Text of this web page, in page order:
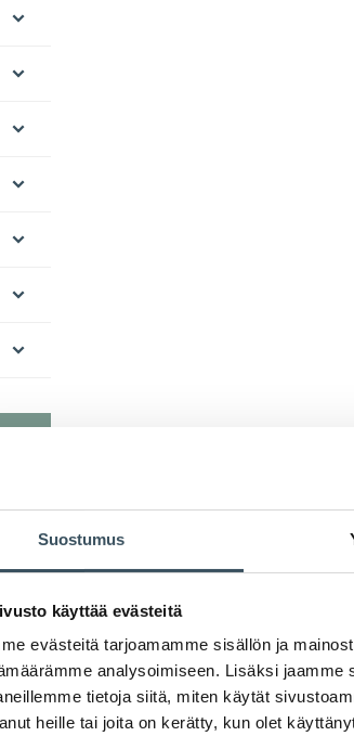
Suostumus
käyttää evästeitä
evästeitä tarjoamamme sisällön ja
analysoimiseen. Lisäksi
tietoja siitä, miten käytät
heille tai joita on kerätty, kun olet